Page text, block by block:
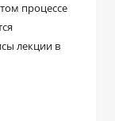
процессе
лекции в